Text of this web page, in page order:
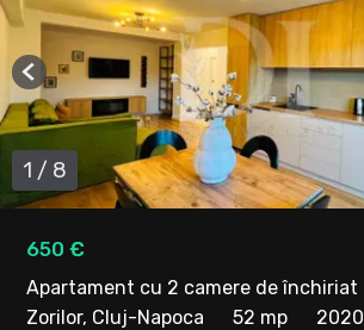
650 €
Apartament cu 2 camere de închiriat
Zorilor, Cluj-Napoca
52 mp 2020
1 / 8
Previous